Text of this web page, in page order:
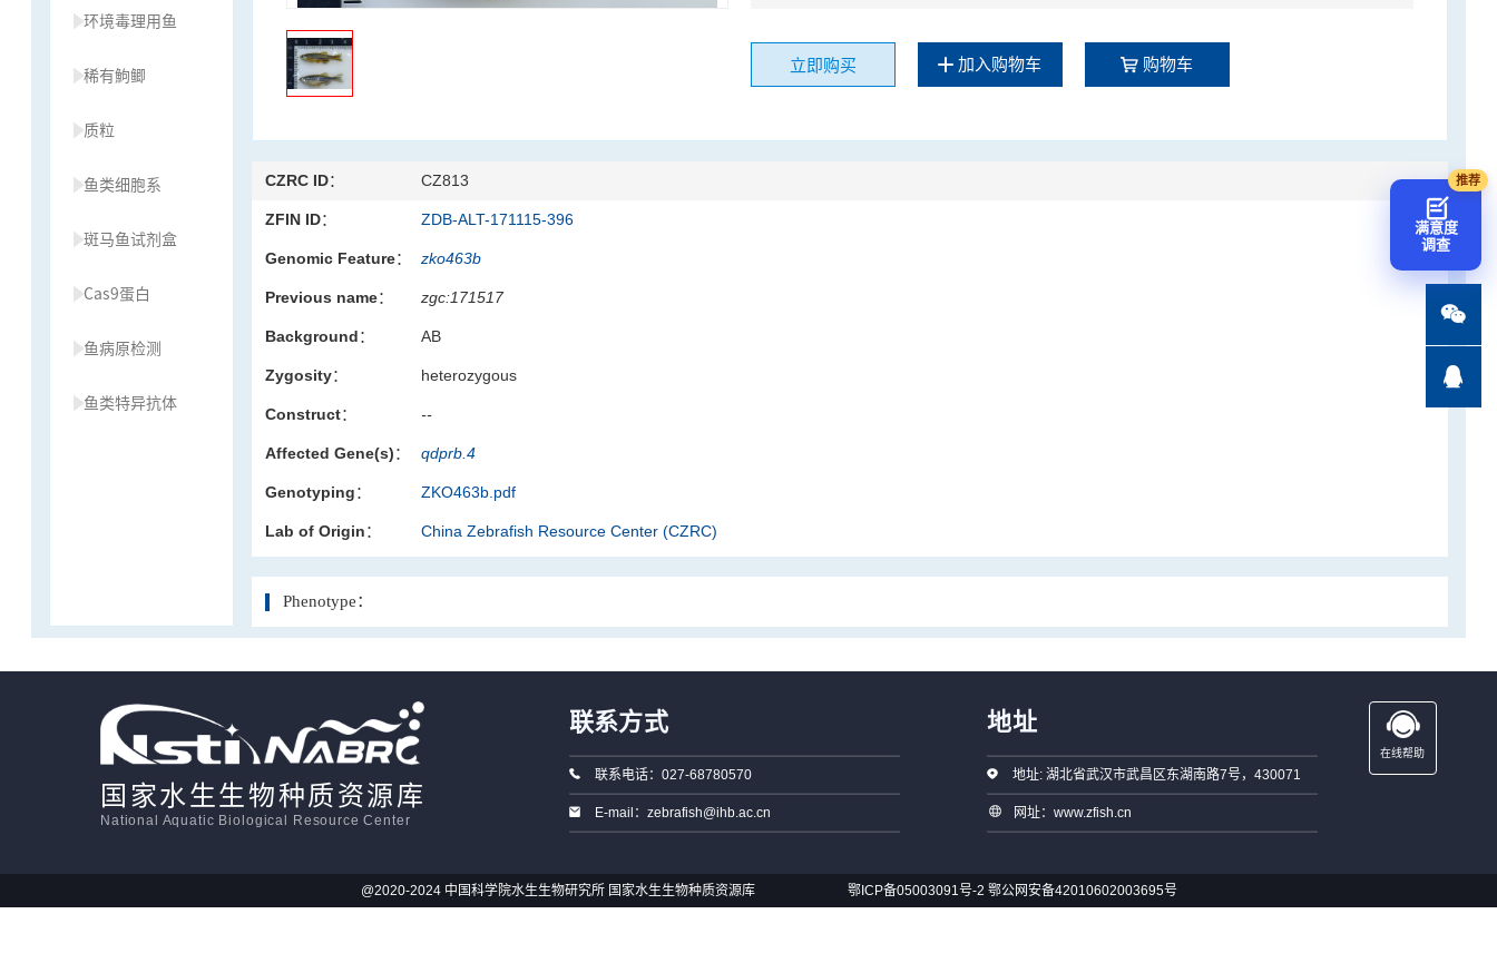
环境毒理用鱼
稀有鮈鲫
质粒
鱼类细胞系
斑马鱼试剂盒
Cas9蛋白
鱼病原检测
鱼类特异抗体
立即购买 加入购物车 购物车
CZRC ID： CZ813
ZFIN ID： ZDB-ALT-171115-396
Genomic Feature： zko463b
Previous name： zgc:171517
Background： AB
Zygosity： heterozygous
Construct： --
Affected Gene(s)： qdprb.4
Genotyping： ZKO463b.pdf
Lab of Origin： China Zebrafish Resource Center (CZRC)
Phenotype：
国家水生生物种质资源库
National Aquatic Biological Resource Center
联系方式
联系电话：027-68780570
E-mail：zebrafish@ihb.ac.cn
地址
地址: 湖北省武汉市武昌区东湖南路7号，430071
网址：www.zfish.cn
在线帮助
@2020-2024 中国科学院水生生物研究所 国家水生生物种质资源库 鄂ICP备05003091号-2 鄂公网安备42010602003695号
满意度
调查

